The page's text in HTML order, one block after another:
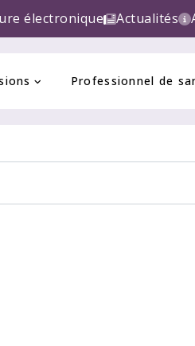
de la FACTURE
électronique Actualités
Professionnel de